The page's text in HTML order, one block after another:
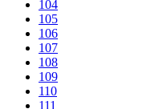
104
105
106
107
108
109
110
111